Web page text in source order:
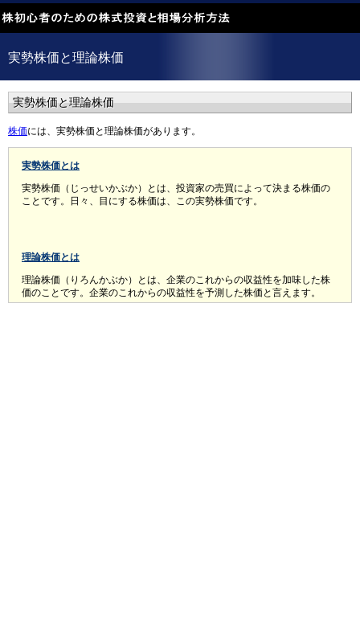
実勢株価と理論株価
実勢株価と理論株価
株価には、実勢株価と理論株価があります。
実勢株価とは
実勢株価（じっせいかぶか）とは、投資家の売買によって決まる株価の
ことです。日々、目にする株価は、この実勢株価です。
理論株価とは
理論株価（りろんかぶか）とは、企業のこれからの収益性を加味した株
価のことです。企業のこれからの収益性を予測した株価と言えます。